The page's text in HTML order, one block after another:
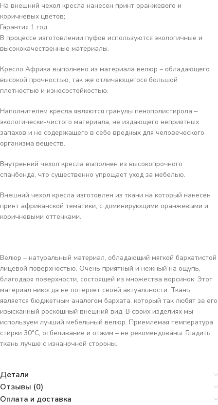
На внешний чехол кресла нанесен принт оранжевого и
коричневых цветов;
Гарантия 1 год
В процессе изготовлении пуфов используются экологичные и
высококачественные материалы.
Кресло Африка выполнено из материала велюр – обладающего
высокой прочностью, так же отличающегося большой
плотностью и износостойкостью.
Наполнителем кресла являются гранулы пенополистирола –
экологически-чистого материала, не издающего неприятных
запахов и не содержащего в себе вредных для человеческого
организма веществ.
Внутренний чехол кресла выполнен из высокопрочного
спанбонда, что существенно упрощает уход за мебелью.
Внешний чехол кресла изготовлен из ткани на который нанесен
принт африканской тематики, с доминирующими оранжевыми и
коричневыми оттенками.
Велюр – натуральный материал, обладающий мягкой бархатистой
лицевой поверхностью. Очень приятный и нежный на ощупь,
благодаря поверхности, состоящей из множества ворсинок. Этот
материал никогда не потеряет своей актуальности. Ткань
является бюджетным аналогом бархата, который так любят за его
изысканный роскошный внешний вид. В своих изделиях мы
используем лучший мебельный велюр. Приемлемая температура
стирки 30°C, отбеливание и отжим – не рекомендованы. Гладить
ткань лучше с изнаночной стороны.
Детали
Отзывы (0)
Оплата и доставка